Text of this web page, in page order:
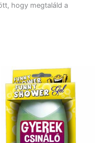
hogy megtaláld a